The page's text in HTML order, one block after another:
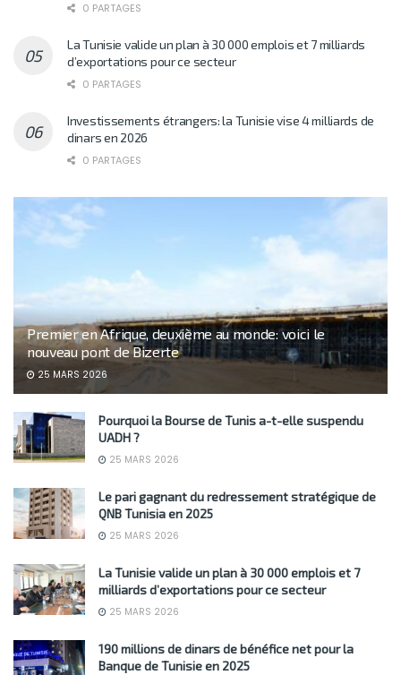
0 PARTAGES
La Tunisie valide un plan à 30 000 emplois et 7 milliards
d’exportations pour ce secteur
0 PARTAGES
Investissements étrangers: la Tunisie vise 4 milliards de
dinars en 2026
0 PARTAGES
Premier en Afrique, deuxième au monde: voici le
nouveau pont de Bizerte
25 MARS 2026
Pourquoi la Bourse de Tunis a-t-elle suspendu
UADH ?
25 MARS 2026
Le pari gagnant du redressement stratégique de
QNB Tunisia en 2025
25 MARS 2026
La Tunisie valide un plan à 30 000 emplois et 7
milliards d’exportations pour ce secteur
25 MARS 2026
190 millions de dinars de bénéfice net pour la
Banque de Tunisie en 2025